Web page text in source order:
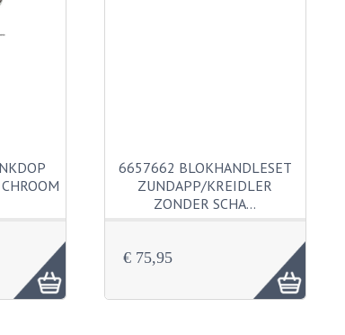
6657662 BLOKHANDLESET
ZUNDAPP/KREIDLER
ZONDER SCHA…
€ 75,95